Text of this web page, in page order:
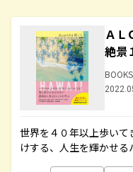
ＡＬ
絶景
世界を４０年以上歩い
けする、人生を輝かせ